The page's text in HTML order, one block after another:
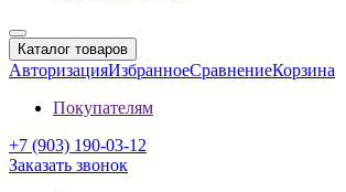
Каталог товаров
АвторизацияИзбранноеСравнениеКорзина
Покупателям
+7 (903) 190-03-12
Заказать звонок